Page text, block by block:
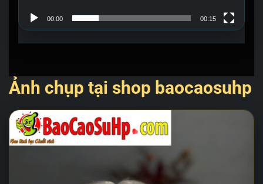
00:00 00:15
Ảnh chụp tại shop baocaosuhp